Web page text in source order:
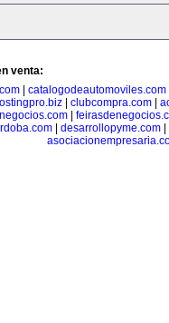
venta:
| catalogodeautomoviles.com
| clubcompra.com|
|
| desarrollopyme.com|